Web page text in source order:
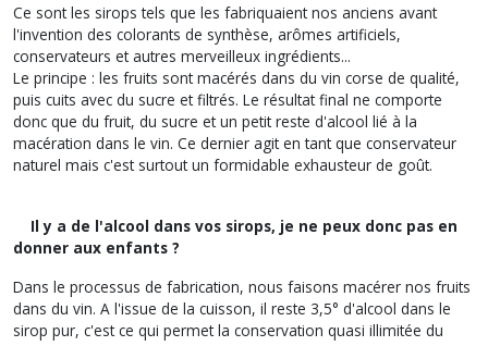
Ce sont les sirops tels que les fabriquaient nos anciens avant
l'invention des colorants de synthèse, arômes artificiels,
conservateurs et autres merveilleux ingrédients...
Le principe : les fruits sont macérés dans du vin corse de qualité,
puis cuits avec du sucre et filtrés. Le résultat final ne comporte
donc que du fruit, du sucre et un petit reste d'alcool lié à la
macération dans le vin. Ce dernier agit en tant que conservateur
naturel mais c'est surtout un formidable exhausteur de goût.
Il y a de l'alcool dans vos sirops, je ne peux donc pas en
donner aux enfants ?
Dans le processus de fabrication, nous faisons macérer nos fruits
dans du vin. A l'issue de la cuisson, il reste 3,5° d'alcool dans le
sirop pur, c'est ce qui permet la conservation quasi illimitée du